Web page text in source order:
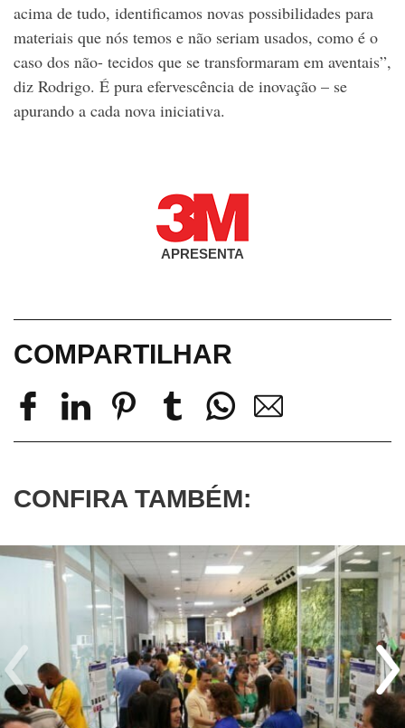
acima de tudo, identificamos novas possibilidades para
materiais que nós temos e não seriam usados, como é o
caso dos não- tecidos que se transformaram em aventais”,
diz Rodrigo. É pura efervescência de inovação – se
apurando a cada nova iniciativa.
APRESENTA
COMPARTILHAR
CONFIRA TAMBÉM: